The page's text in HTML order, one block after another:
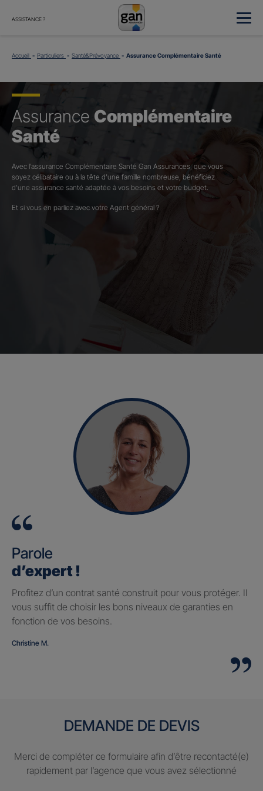
ASSISTANCE ?
Accueil Particuliers Santé&Prévoyance Assurance Complémentaire Santé
Assurance Complémentaire
Santé
Avec l’assurance Complémentaire Santé Gan Assurances, que vous
soyez célibataire ou à la tête d’une famille nombreuse, bénéficiez
d’une assurance santé adaptée à vos besoins et votre budget.​
Et si vous en parliez avec votre Agent général ?
Parole
d’expert !
Profitez d’un contrat santé construit pour vous protéger. Il
vous suffit de choisir les bons niveaux de garanties en
fonction de vos besoins.
Christine M.
DEMANDE DE DEVIS
Merci de compléter ce formulaire afin d’être recontacté(e)
rapidement par l’agence que vous avez sélectionné